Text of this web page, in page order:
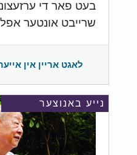
בעט פאר די
שרייבט אונטער
לאגט אריין אין
נייע באנוצער